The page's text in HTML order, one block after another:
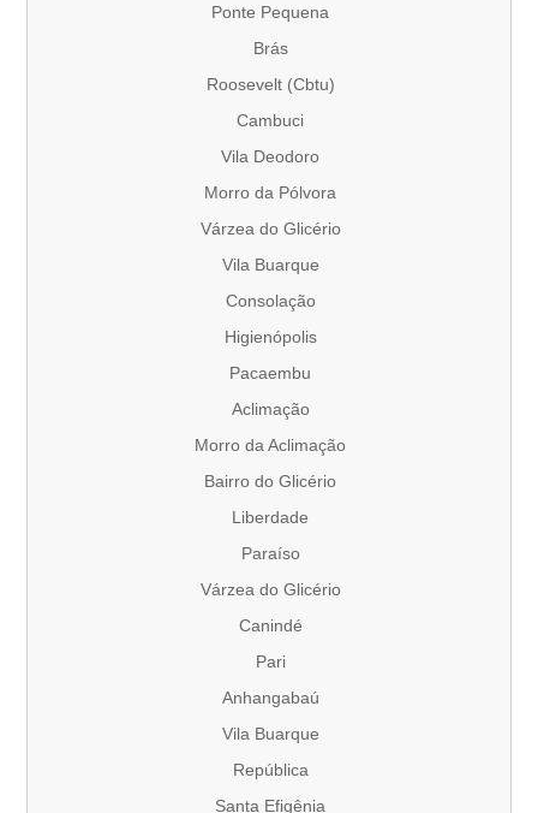
Ponte Pequena
Brás
Roosevelt (Cbtu)
Cambuci
Vila Deodoro
Morro da Pólvora
Várzea do Glicério
Vila Buarque
Consolação
Higienópolis
Pacaembu
Aclimação
Morro da Aclimação
Bairro do Glicério
Liberdade
Paraíso
Várzea do Glicério
Canindé
Pari
Anhangabaú
Vila Buarque
República
Santa Efigênia